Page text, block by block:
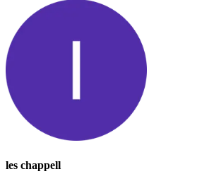
les chappell